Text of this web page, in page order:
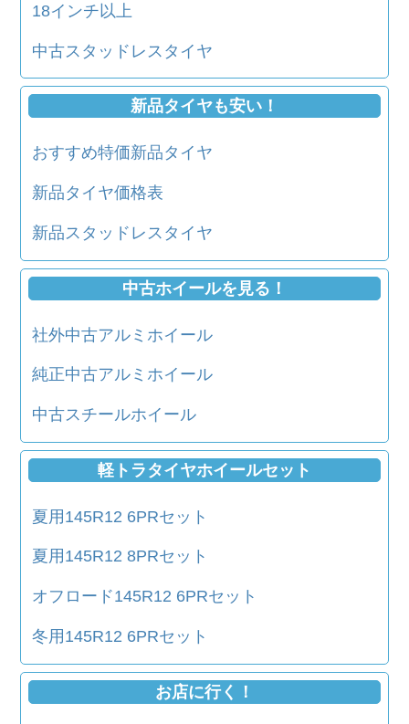
18インチ以上
中古スタッドレスタイヤ
新品タイヤも安い！
おすすめ特価新品タイヤ
新品タイヤ価格表
新品スタッドレスタイヤ
中古ホイールを見る！
社外中古アルミホイール
純正中古アルミホイール
中古スチールホイール
軽トラタイヤホイールセット
夏用145R12 6PRセット
夏用145R12 8PRセット
オフロード145R12 6PRセット
冬用145R12 6PRセット
お店に行く！